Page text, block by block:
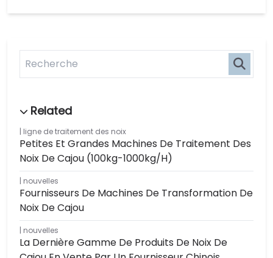
ligne de traitement des noix
Petites Et Grandes Machines De Traitement Des
Noix De Cajou (100kg-1000kg/h)
nouvelles
Fournisseurs De Machines De Transformation De
Noix De Cajou
nouvelles
La Dernière Gamme De Produits De Noix De